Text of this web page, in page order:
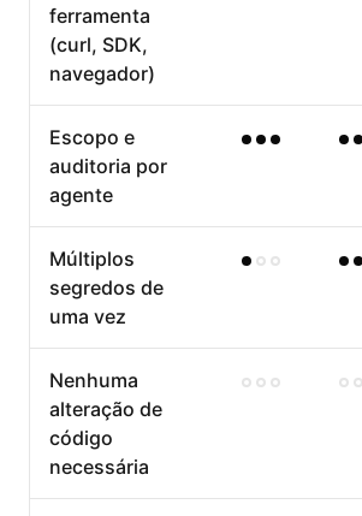
ferramenta
(curl, SDK,
navegador)
Escopo e
auditoria por
agente
Múltiplos
segredos de
uma vez
Nenhuma
alteração de
código
necessária